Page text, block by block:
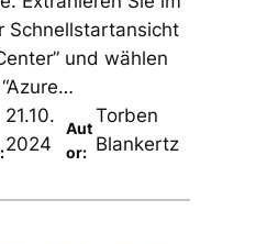
Schnellstartansicht
und wählen
21.10.
2024
Aut
or:
Torben
Blankertz